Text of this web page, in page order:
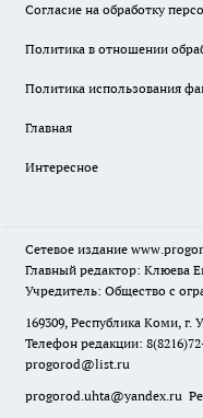
Согласие на обработку
Политика в отношении
Политика использования
Главная
Интересное
Сетевое издание
Главный редактор: Клюева
Учредитель: Общество с
169309, Республика Коми, г.
Телефон редакции:
progorod@list.ru
progorod.uhta@yandex.ru